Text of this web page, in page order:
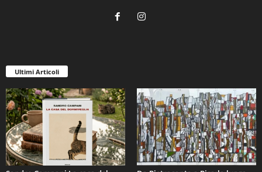
Ultimi Articoli